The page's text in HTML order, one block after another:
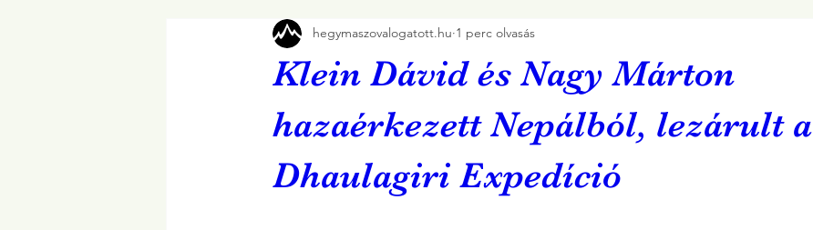
Klein Dávid és Nagy Márton
hazaérkezett Nepálból, lezárult a
Dhaulagiri Expedíció
hegymaszovalogatott.hu 1 perc olvasás